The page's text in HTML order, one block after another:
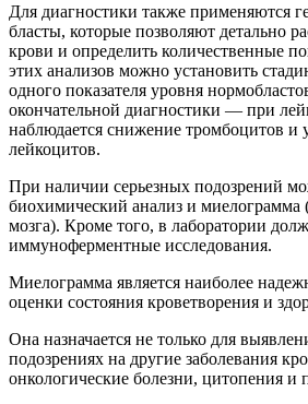
Для диагностики также применяются
бласты, которые позволяют детально
крови и определить количественные
этих анализов можно установить
одного показателя уровня
окончательной диагностики — при
наблюдается снижение тромбоцитов и
лейкоцитов.
При наличии серьезных подозрений
биохимический анализ и миелограмма
мозга). Кроме того, в лаборатории
иммуноферментные исследования.
Миелограмма является наиболее
оценки состояния кроветворения и
Она назначается не только для
подозрениях на другие заболевания
онкологические болезни, цитопения и